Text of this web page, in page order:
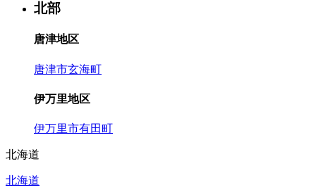
北部
唐津地区
唐津市玄海町
伊万里地区
伊万里市有田町
北海道
北海道